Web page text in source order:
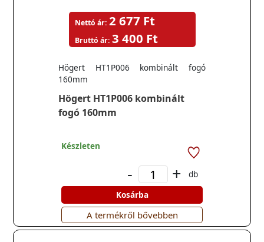
Högert HT1P006 kombinált
fogó 160mm
Högert HT1P006 kombinált fogó
160mm
Nettó ár: 2 677 Ft
Bruttó ár: 3 400 Ft
Készleten
- +
db
Kosárba
A termékről bővebben